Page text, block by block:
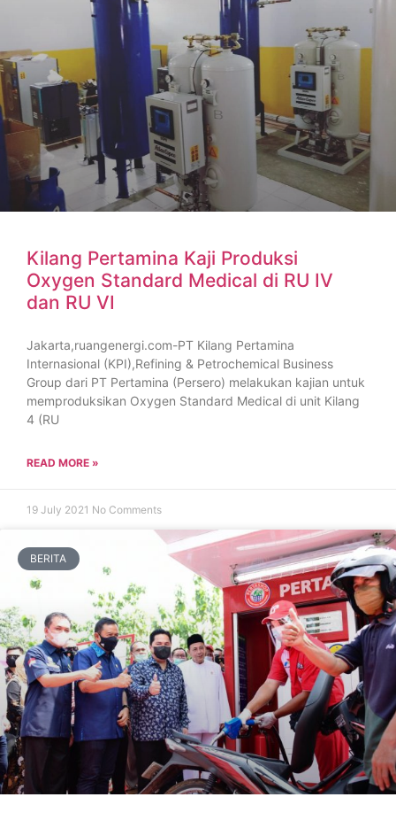
Kilang Pertamina Kaji Produksi
Oxygen Standard Medical di RU IV
dan RU VI
Jakarta,ruangenergi.com-PT Kilang Pertamina
Internasional (KPI),Refining & Petrochemical Business
Group dari PT Pertamina (Persero) melakukan kajian untuk
memproduksikan Oxygen Standard Medical di unit Kilang
4 (RU
READ MORE »
19 July 2021 No Comments
BERITA